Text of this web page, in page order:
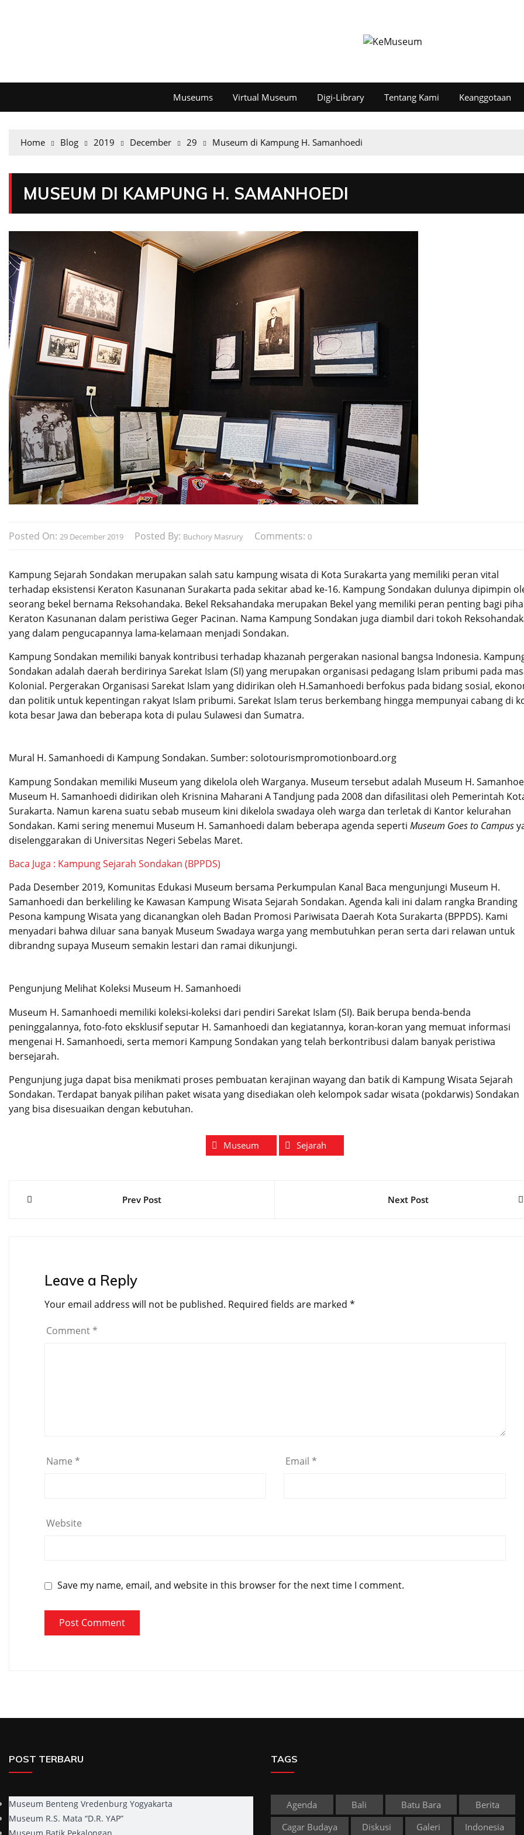
Museums Virtual Museum Digi-Library Tentang Kami Keanggotaan
Home Blog 2019 December 29 Museum di Kampung H. Samanhoedi
MUSEUM DI KAMPUNG H. SAMANHOEDI
Posted On: 29 December 2019 Posted By: Buchory Masrury Comments: 0
Kampung Sejarah Sondakan merupakan salah satu kampung wisata di Kota Surakarta yang memiliki peran vital
terhadap eksistensi Keraton Kasunanan Surakarta pada sekitar abad ke-16. Kampung Sondakan dulunya dipimpin
seorang bekel bernama Reksohandaka. Bekel Reksahandaka merupakan Bekel yang memiliki peran penting bagi
Keraton Kasunanan dalam peristiwa Geger Pacinan. Nama Kampung Sondakan juga diambil dari tokoh
yang dalam pengucapannya lama-kelamaan menjadi Sondakan.
Kampung Sondakan memiliki banyak kontribusi terhadap khazanah pergerakan nasional bangsa Indonesia.
Sondakan adalah daerah berdirinya Sarekat Islam (SI) yang merupakan organisasi pedagang Islam pribumi pada
Kolonial. Pergerakan Organisasi Sarekat Islam yang didirikan oleh H.Samanhoedi berfokus pada bidang sosial,
dan politik untuk kepentingan rakyat Islam pribumi. Sarekat Islam terus berkembang hingga mempunyai cabang di
kota besar Jawa dan beberapa kota di pulau Sulawesi dan Sumatra.
Mural H. Samanhoedi di Kampung Sondakan. Sumber: solotourismpromotionboard.org
Kampung Sondakan memiliki Museum yang dikelola oleh Warganya. Museum tersebut adalah Museum H.
Museum H. Samanhoedi didirikan oleh Krisnina Maharani A Tandjung pada 2008 dan difasilitasi oleh Pemerintah
Surakarta. Namun karena suatu sebab museum kini dikelola swadaya oleh warga dan terletak di Kantor kelurahan
Sondakan. Kami sering menemui Museum H. Samanhoedi dalam beberapa agenda seperti Museum Goes to Campus
diselenggarakan di Universitas Negeri Sebelas Maret.
Baca Juga : Kampung Sejarah Sondakan (BPPDS)
Pada Desember 2019, Komunitas Edukasi Museum bersama Perkumpulan Kanal Baca mengunjungi Museum H.
Samanhoedi dan berkeliling ke Kawasan Kampung Wisata Sejarah Sondakan. Agenda kali ini dalam rangka Branding
Pesona kampung Wisata yang dicanangkan oleh Badan Promosi Pariwisata Daerah Kota Surakarta (BPPDS). Kami
menyadari bahwa diluar sana banyak Museum Swadaya warga yang membutuhkan peran serta dari relawan untuk
dibrandng supaya Museum semakin lestari dan ramai dikunjungi.
Pengunjung Melihat Koleksi Museum H. Samanhoedi
Museum H. Samanhoedi memiliki koleksi-koleksi dari pendiri Sarekat Islam (SI). Baik berupa benda-benda
peninggalannya, foto-foto eksklusif seputar H. Samanhoedi dan kegiatannya, koran-koran yang memuat informasi
mengenai H. Samanhoedi, serta memori Kampung Sondakan yang telah berkontribusi dalam banyak peristiwa
bersejarah.
Pengunjung juga dapat bisa menikmati proses pembuatan kerajinan wayang dan batik di Kampung Wisata Sejarah
Sondakan. Terdapat banyak pilihan paket wisata yang disediakan oleh kelompok sadar wisata (pokdarwis) Sondakan
yang bisa disesuaikan dengan kebutuhan.
Museum Sejarah
Prev Post Next Post
Leave a Reply
Your email address will not be published. Required fields are marked *
Comment *
Name * Email *
Website
Save my name, email, and website in this browser for the next time I comment.
POST TERBARU
Museum Benteng Vredenburg Yogyakarta
Museum R.S. Mata “D.R. YAP”
TAGS
Agenda Bali Batu Bara
Berita
Cagar Budaya
Diskusi Galeri Indonesia